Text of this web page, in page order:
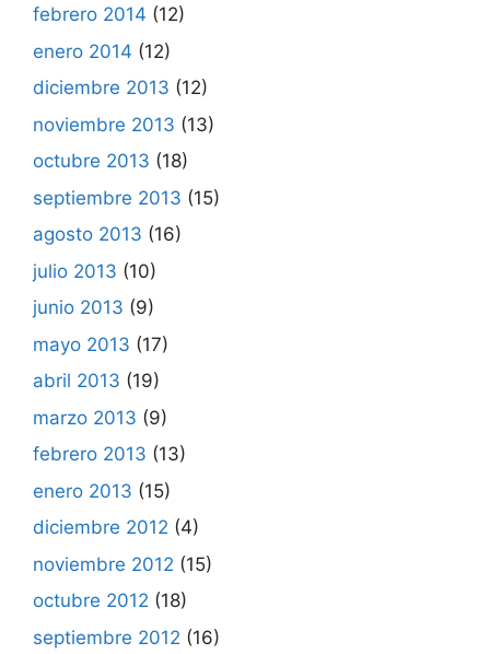
febrero 2014 (12)
enero 2014 (12)
diciembre 2013 (12)
noviembre 2013 (13)
octubre 2013 (18)
septiembre 2013 (15)
agosto 2013 (16)
julio 2013 (10)
junio 2013 (9)
mayo 2013 (17)
abril 2013 (19)
marzo 2013 (9)
febrero 2013 (13)
enero 2013 (15)
diciembre 2012 (4)
noviembre 2012 (15)
octubre 2012 (18)
septiembre 2012 (16)